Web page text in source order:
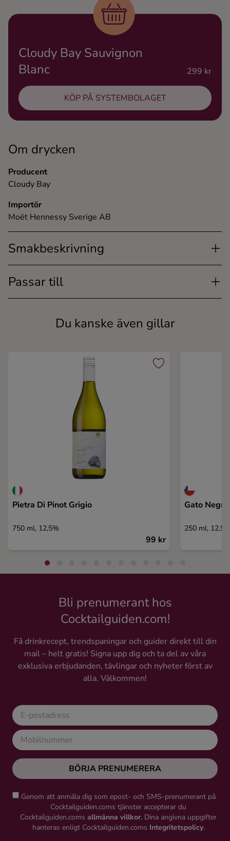
Om drycken
Producent
Cloudy Bay
Importör
Moët Hennessy Sverige AB
Smakbeskrivning
Passar till
Cloudy Bay Sauvignon
Blanc
299 kr
KÖP PÅ SYSTEMBOLAGET
Du kanske även gillar
Pietra Di Pinot Grigio
750 ml, 12,5%
99 kr
Gato
250 ml,
Bli prenumerant hos
Cocktailguiden.com!
Få drinkrecept, trendspaningar och guider direkt till din
mail – helt gratis! Signa upp dig och ta del av våra
exklusiva erbjudanden, tävlingar och nyheter först av
alla. Välkommen!
BÖRJA PRENUMERERA
Genom att anmäla dig som epost- och SMS-prenumerant på
Cocktailguiden.coms tjänster accepterar du
Cocktailguiden.coms allmänna villkor. Dina angivna uppgifter
hanteras enligt Cocktailguiden.coms Integritetspolicy.